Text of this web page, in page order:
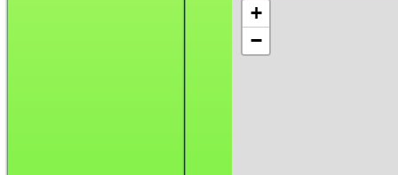
+
−